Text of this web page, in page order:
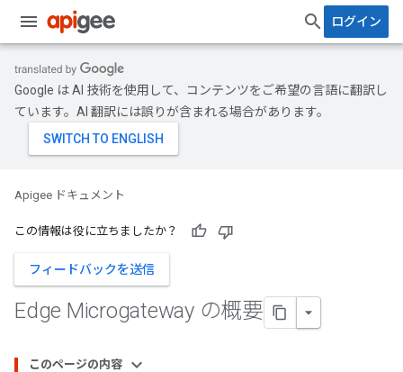
ログイン
Google は AI 技術を使用して、コンテンツをご希望の言語に翻訳し
ています。AI 翻訳には誤りが含まれる場合があります。
Apigee ドキュメント
この情報は役に立ちましたか？
フィードバックを送信
Edge Microgateway の概要
このページの内容